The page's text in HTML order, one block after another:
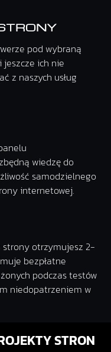
pod wybraną
jeszcze ich nie
z naszych usług
wiedzę do
samodzielnego
internetowej.
otrzymujesz 2-
bezpłatne
podczas testów
niedopatrzeniem w
STRON